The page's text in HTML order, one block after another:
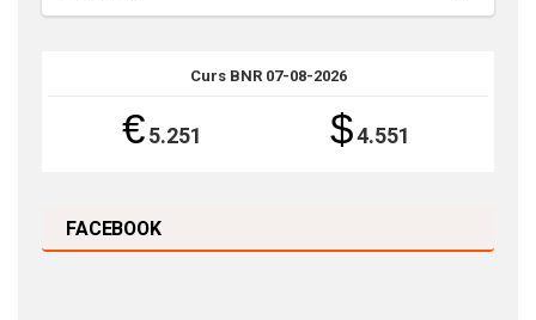
Curs BNR 07-08-2026
€5.251 $4.551
FACEBOOK